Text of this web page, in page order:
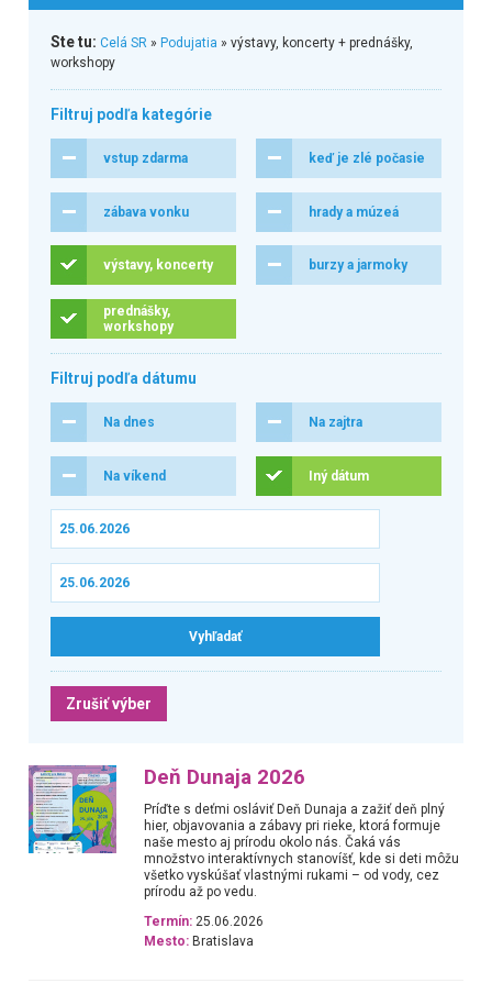
Ste tu: Celá SR» Podujatia » výstavy, koncerty + prednášky,
workshopy
Filtruj podľa kategórie
vstup zdarma keď je zlé počasie
zábava vonku hrady a múzeá
výstavy, koncerty burzy a jarmoky
prednášky,
workshopy
Filtruj podľa dátumu
Na dnes Na zajtra
Na víkend Iný dátum
Zrušiť výber
Deň Dunaja 2026
Príďte s deťmi osláviť Deň Dunaja a zažiť deň plný
hier, objavovania a zábavy pri rieke, ktorá formuje
naše mesto aj prírodu okolo nás. Čaká vás
množstvo interaktívnych stanovíšť, kde si deti môžu
všetko vyskúšať vlastnými rukami – od vody, cez
prírodu až po vedu.
Termín: 25.06.2026
Mesto: Bratislava